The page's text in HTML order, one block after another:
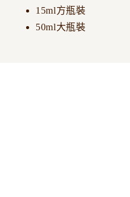
15ml方瓶裝
50ml大瓶裝